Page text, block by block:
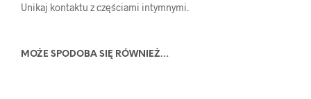
Unikaj kontaktu z częściami intymnymi.
MOŻE SPODOBA SIĘ RÓWNIEŻ…